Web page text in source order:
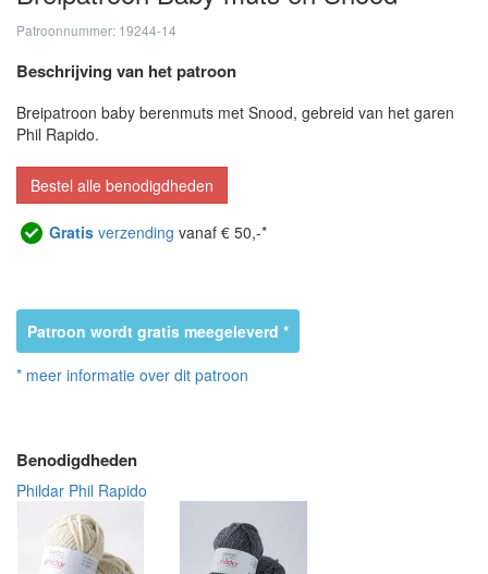
Patroonnummer: 19244-14
Beschrijving van het patroon
Breipatroon baby berenmuts met Snood, gebreid van het garen
Phil Rapido.
Bestel alle benodigdheden
Gratis verzending vanaf € 50,-*
Patroon wordt gratis meegeleverd *
* meer informatie over dit patroon
Benodigdheden
Phildar Phil Rapido